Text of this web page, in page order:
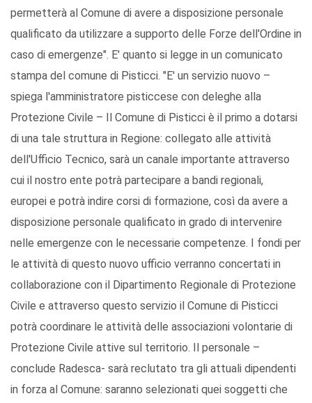
permetterà al Comune di avere a disposizione personale
qualificato da utilizzare a supporto delle Forze dell'Ordine in
caso di emergenze". E' quanto si legge in un comunicato
stampa del comune di Pisticci. "E' un servizio nuovo –
spiega l'amministratore pisticcese con deleghe alla
Protezione Civile – Il Comune di Pisticci è il primo a dotarsi
di una tale struttura in Regione: collegato alle attività
dell'Ufficio Tecnico, sarà un canale importante attraverso
cui il nostro ente potrà partecipare a bandi regionali,
europei e potrà indire corsi di formazione, così da avere a
disposizione personale qualificato in grado di intervenire
nelle emergenze con le necessarie competenze. I fondi per
le attività di questo nuovo ufficio verranno concertati in
collaborazione con il Dipartimento Regionale di Protezione
Civile e attraverso questo servizio il Comune di Pisticci
potrà coordinare le attività delle associazioni volontarie di
Protezione Civile attive sul territorio. Il personale –
conclude Radesca- sarà reclutato tra gli attuali dipendenti
in forza al Comune: saranno selezionati quei soggetti che